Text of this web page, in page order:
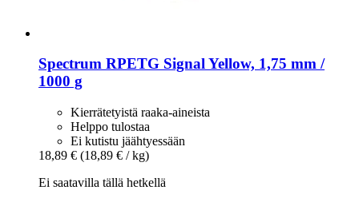
Spectrum RPETG Signal Yellow, 1,75 mm /
1000 g
Kierrätetyistä raaka-aineista
Helppo tulostaa
Ei kutistu jäähtyessään
18,89 € (18,89 € / kg)
Ei saatavilla tällä hetkellä